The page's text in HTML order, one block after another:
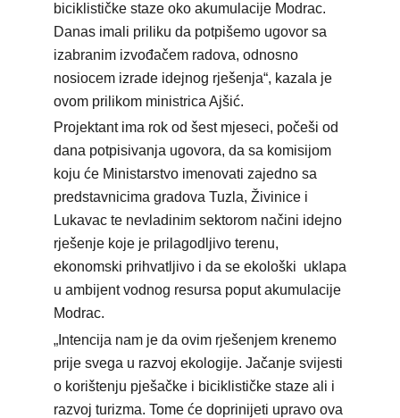
biciklističke staze oko akumulacije Modrac.
Danas imali priliku da potpišemo ugovor sa
izabranim izvođačem radova, odnosno
nosiocem izrade idejnog rješenja“, kazala je
ovom prilikom ministrica Ajšić.
Projektant ima rok od šest mjeseci, počeši od
dana potpisivanja ugovora, da sa komisijom
koju će Ministarstvo imenovati zajedno sa
predstavnicima gradova Tuzla, Živinice i
Lukavac te nevladinim sektorom načini idejno
rješenje koje je prilagodljivo terenu,
ekonomski prihvatljivo i da se ekološki uklapa
u ambijent vodnog resursa poput akumulacije
Modrac.
„Intencija nam je da ovim rješenjem krenemo
prije svega u razvoj ekologije. Jačanje svijesti
o korištenju pješačke i biciklističke staze ali i
razvoj turizma. Tome će doprinijeti upravo ova